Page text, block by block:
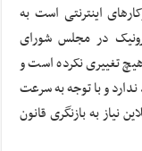
اینترنتی است به
الکترونیک در مجلس شورای
تغییری نکرده است و
و با توجه به سرعت
نیاز به بازنگری قانون